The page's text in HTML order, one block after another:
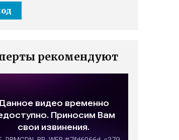
рекомендуют